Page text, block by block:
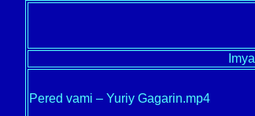
Imya
Pered vami – Yuriy Gagarin.mp4